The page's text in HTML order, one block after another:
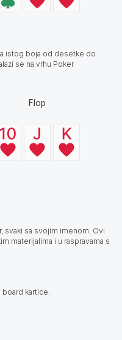
istog boja od desetke do
se na vrhu Poker
Flop
svaki sa svojim imenom. Ovi
materijalima i u raspravama s
kartice.